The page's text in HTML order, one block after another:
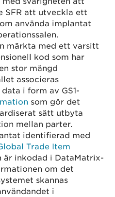
SFR att utveckla ett
använda implantat
märkta med ett varsitt
kod som har
stor mängd
associeras
i form av GS1-
som gör det
sätt utbyta
mellan parter.
identifierad med
Trade Item
är inkodad i DataMatrix-
om det
skannas
i